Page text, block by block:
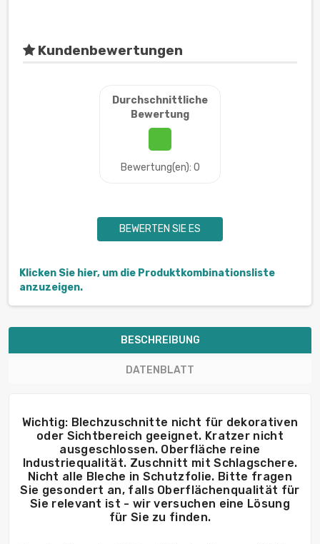
Kundenbewertungen
Durchschnittliche
Bewertung
Bewertung(en): 0
BEWERTEN SIE ES
Klicken Sie hier, um die Produktkombinationsliste
anzuzeigen.
BESCHREIBUNG
DATENBLATT
Wichtig: Blechzuschnitte nicht für dekorativen
oder Sichtbereich geeignet. Kratzer nicht
ausgeschlossen. Oberfläche reine
Industriequalität. Zuschnitt mit Schlagschere.
Nicht alle Bleche in Schutzfolie. Bitte fragen
Sie gesondert an, falls Oberflächenqualität für
Sie relevant ist - wir versuchen eine Lösung
für Sie zu finden.